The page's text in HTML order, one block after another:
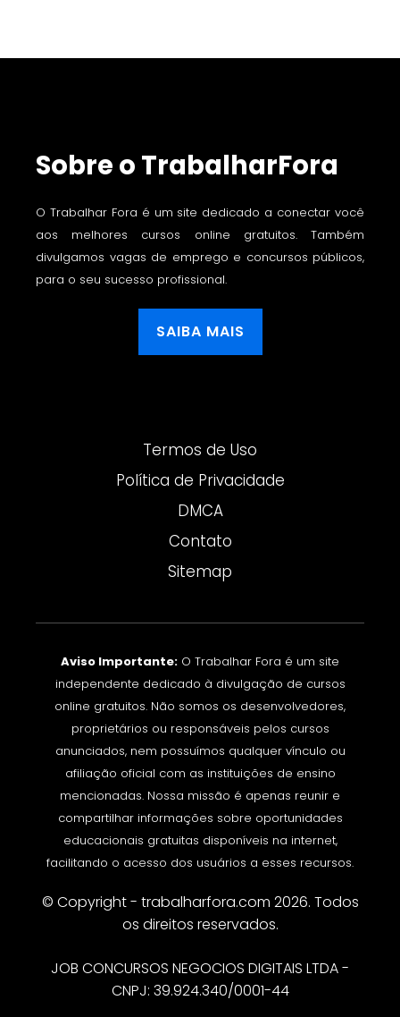
Sobre o TrabalharFora
O Trabalhar Fora é um site dedicado a conectar você
aos melhores cursos online gratuitos. Também
divulgamos vagas de emprego e concursos públicos,
para o seu sucesso profissional.
SAIBA MAIS
Termos de Uso
Política de Privacidade
DMCA
Contato
Sitemap
Aviso Importante: O Trabalhar Fora é um site
independente dedicado à divulgação de cursos
online gratuitos. Não somos os desenvolvedores,
proprietários ou responsáveis pelos cursos
anunciados, nem possuímos qualquer vínculo ou
afiliação oficial com as instituições de ensino
mencionadas. Nossa missão é apenas reunir e
compartilhar informações sobre oportunidades
educacionais gratuitas disponíveis na internet,
facilitando o acesso dos usuários a esses recursos.
© Copyright - trabalharfora.com 2026. Todos
os direitos reservados.
JOB CONCURSOS NEGOCIOS DIGITAIS LTDA -
CNPJ: 39.924.340/0001-44